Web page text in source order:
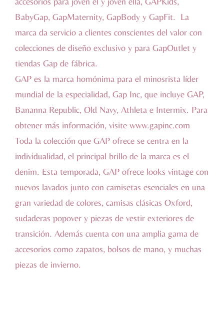
BabyGap, GapMaternity, GapBody y GapFit. La
marca da servicio a clientes conscientes del valor con
colecciones de diseño exclusivo y para GapOutlet y
tiendas Gap de fábrica.
GAP es la marca homónima para el minosrista líder
mundial de la especialidad, Gap Inc, que incluye GAP,
Bananna Republic, Old Navy, Athleta e Intermix. Para
obtener más información, visite www.gapinc.com
Toda la colección que GAP ofrece se centra en la
individualidad, el principal brillo de la marca es el
denim. Esta temporada, GAP ofrece looks vintage con
nuevos lavados junto con camisetas esenciales en una
gran variedad de colores, camisas clásicas Oxford,
sudaderas popover y piezas de vestir exteriores de
transición. Además cuenta con una amplia gama de
accesorios como zapatos, bolsos de mano, y muchas
piezas de invierno.